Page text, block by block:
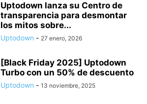
Uptodown lanza su Centro de
transparencia para desmontar
los mitos sobre...
Uptodown - 27 enero, 2026
[Black Friday 2025] Uptodown
Turbo con un 50% de descuento
Uptodown - 13 noviembre, 2025